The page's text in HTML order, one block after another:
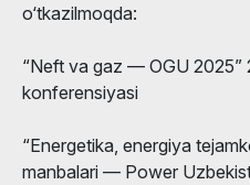
o‘tkazilmoqda:
“Neft va gaz — OGU 2025”
konferensiyasi
“Energetika, energiya
manbalari — Power